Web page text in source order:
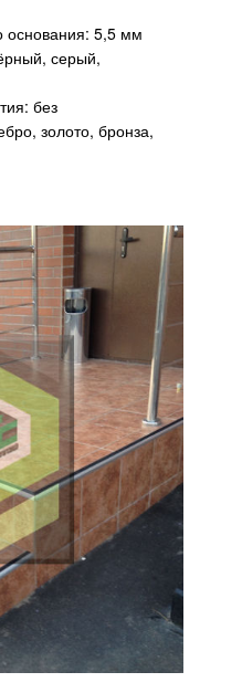
основания: 5,5 мм
серый,
без
золото, бронза,